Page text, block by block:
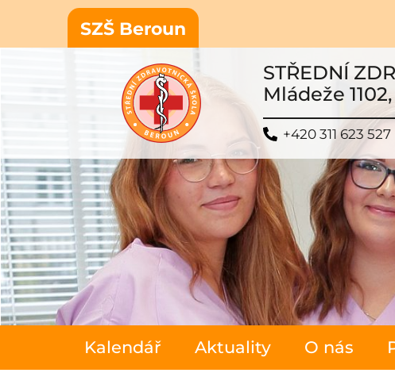
SZŠ Beroun
STŘEDNÍ
Mládeže
+420 311 623 527
Kalendář Aktuality O nás